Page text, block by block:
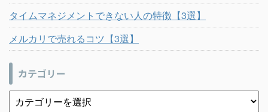
タイムマネジメントできない人の特徴【3選】
メルカリで売れるコツ【3選】
カテゴリー